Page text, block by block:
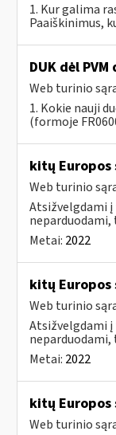
1. Kur galima
Paaiškinimus,
DUK dėl
Web turinio
1. Kokie nauji
(formoje
kitų
Web turinio
Atsižvelgdami
Metai: 2022
kitų
Web turinio
Atsižvelgdami
Metai: 2022
kitų
Web turinio